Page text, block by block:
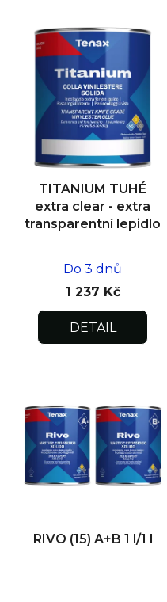
TITANIUM TUHÉ
extra clear - extra
transparentní lepidlo
Do 3 dnů
1 237 Kč
DETAIL
RIVO (15) A+B 1 l/1 l